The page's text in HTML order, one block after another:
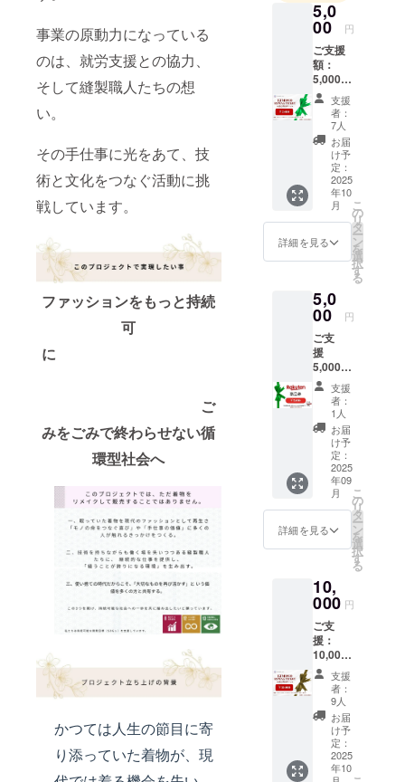
事業の原動力になっている
のは、就労支援との協力、
そして縫製職人たちの想
い。
その手仕事に光をあて、技
術と文化をつなぐ活動に挑
戦しています。
ファッションをもっと持続
可
に
ご
みをごみで終わらせない循
環型社会へ
かつては人生の節目に寄
り添っていた着物が、現
う想いで、
リメイクを
通じたあた
たかい循環
を広げてい
ます。
5,0
00 円
ご支援
額：
5,000円
以下の
アイテ
ムから1
点お選
びいた
だけま
す ・ス
カーフ
（首元
に華や
かさを
プラ
ス。和
な装い
にもお
すす
め）
参考サ
イズ：
約
160cm
×30cm
・クッ
ション
カバー
（イン
テリア
のアク
セント
に）
能 参
考サイ
ズ：約
45cm×
45cm
・サ
コッ
シュ
（スマ
ホや財
布が入
るサイ
ズ）
ちょっ
支援
者：
7人
お届
け予
定：
2025
年10
月
詳細を見る
こ
の
リ
タ
ー
ン
を
選
択
す
る
5,0
00 円
ご支
援
5,000円
楽天で
使える
お得な
商品券
をリ
ターン
として
ご提供
させて
頂きま
す。
【楽天
クーポ
用に関
するご
案内】
このた
びご支
援いた
だいた
皆さま
には、
当店
「サー
キュ
ラーワ
ンズ」
支援
者：
1人
お届
け予
定：
2025
年09
月
詳細を見る
こ
の
リ
タ
ー
ン
を
選
択
す
る
10,
000 円
ご支
援：
10,000
円コー
ス 以下
の中か
ら【1
点】お
選びい
ただけ
ます。
支援
者：
9人
お届
け予
定：
2025
年10